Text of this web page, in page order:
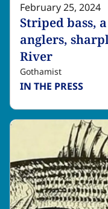
February 25, 2024
Striped bass,
anglers,
River​​​​‌ ‍ ​‍​‍‌‍ ‌ ​‍‌‍‍‌‌‍‌ ‌‍‍‌‌‍ ‍​‍​‍​ ‍‍​‍​‍‌ ​ ‌‍​‌‌‍ ‍‌‍‍‌‌ ‌​‌ ‍‌​‍ ‍‌‍‍‌‌‍ ​‍​‍​‍ ​​‍​‍‌‍‍​‌ ​‍‌‍‌‌‌‍‌‍​‍​‍​ ‍‍​‍​‍‌‍‍​‌ ‌​‌ ‌​‌ ​​‌ ​ ​ ‍‍​‍ ​‍ ‌‍​ ‌‍ ‌‌ ​ ​‍ ‍‌‍ ‌‌‍​‌‌‍‍‌‌‍ ‍​‍ ‍​ ​‍​ ​​​ ​‍​ ‌​‌ ​‍‌‍‌‌‌‍‌​‌‍‌‌‌ ​ ‌‍‍‌‌‍‌ ‌‍ ‍​‍ ‍‌ ​‍‌‍‍‌‌ ‌‍‌‍‌‌‌ ​‍‌‍‍ ‌‍‌‌‌‍‌‌‌ ​​‌‍‌‌‌ ​‍​‍ ‍‌‍ ‌ ​‍‌‍‌ ​‍ ‌‍‍‌‌‍ ‍‌ ‌​‌‍‌‌‌‍ ‍‌ ‌​​‍ ‌‍‌‌‌‍‌​‌‍‍‌‌ ‌​​‍ ‌‍ ‌‌‍ ‌‍‌​‌‍‌‌​ ‌‌ ​​‌ ​‍‌‍‌‌‌ ​ ‌‍‌‌‌‍ ‍‌ ‌​‌‍​‌‌ ‌​‌‍‍‌‌‍ ‌‍ ‍​ ‍ ‌‍‍‌‌‍‌​​ ‌​ ‌​​ ‍‌‌‍​ ​ ‌ ‌‍‌​​ ‌ ‌‍‌‍​ ​‍​‍ ‌‌‍​‌​ ​ ‌‍​ ‌‍​‌​‍ ‌​ ‌​​ ‌ ​ ​‌‌‍‌​​‍ ‌​ ‍‌​ ​ ​ ‌​‌‍‌‍​‍ ‌​ ​‍​ ‌ ‌‍​‌​ ‍‌​ ‌‌​ ‌‍‌‍‌‍​ ‌‍​ ‍​​ ‌​​ ‌‌​ ‌ ​ ‍ ‌ ‌​‌ ‍‌‌ ​​‌‍‌‌​ ‌‌‍​‌‌ ​‍‌ ‌​‌‍‍‌‌‍​ ‌‍ ​‌‍‌‌​ ‍ ‌ ​​‌‍​‌‌ ‌​‌‍‍​​ ‌‌ ‌​‌‍‍‌‌ ‌​‌‍ ​‌‍‌‌​ ‌‍​‍‌‍​‌‌ ​ ‌‍‌‌‌‌‌‌‌ ​‍‌‍ ​​ ‌‌‍‍​‌ ‌​‌ ‌​‌ ​​‌ ​ ​‍‌‌​ ​ ‌​​‌​‍‌‌​ ​‍‌​‌‍​‍‌‌​ ​‍‌​‌‍‌‍​ ‌‍ ‌‌ ​ ​‍ ‍‌‍ ‌‌‍​‌‌‍‍‌‌‍ ‍​‍ ‍​ ​‍​ ​​​ ​‍​ ‌​‌ ​‍‌‍‌‌‌‍‌​‌‍‌‌‌ ​ ‌‍‍‌‌‍‌ ‌‍ ‍​‍ ‍‌ ​‍‌‍‍‌‌ ‌‍‌‍‌‌‌ ​‍‌‍‍ ‌‍‌‌‌‍‌‌‌ ​​‌‍‌‌‌ ​‍​‍ ‍‌‍ ‌ ​‍‌‍‌ ​‍‌‍‌‍‍‌‌‍‌​​ ‌​ ‌​​ ‍‌‌‍​ ​ ‌ ‌‍‌​​ ‌ ‌‍‌‍​ ​‍​‍ ‌‌‍​‌​ ​ ‌‍​ ‌‍​‌​‍ ‌​ ‌​​ ‌ ​ ​‌‌‍‌​​‍ ‌​ ‍‌​ ​ ​ ‌​‌‍‌‍​‍ ‌​ ​‍​ ‌ ‌‍​‌​ ‍‌​ ‌‌​ ‌‍‌‍‌‍​ ‌‍​ ‍​​ ‌​​ ‌‌​ ‌ ​‍‌‍‌ ‌​‌ ‍‌‌ ​​‌‍‌‌​ ‌‌‍​‌‌ ​‍‌ ‌​‌‍‍‌‌‍​ ‌‍ ​‌‍‌‌​‍‌‍‌ ​​‌‍​‌‌ ‌​‌‍‍​​ ‌‌ ‌​‌‍‍‌‌ ‌​‌‍ ​‌‍‌‌​‍‌‍‌ ​​‌‍‌‌‌ ​‍‌ ​ ‌ ​​‌‍‌‌‌‍​ ‌ ‌​‌‍‍‌‌ ‌‍‌‍‌‌​ ‌‌ ​​‌ ‌‌‌‍​‍‌‍ ​‌‍‍‌‌ ​ ‌‍‍​‌‍‌‌‌‍‌​​‍​‍‌ ‌
Gothamist
IN THE PRESS​​​​‌ ‍ ​‍​‍‌‍ ‌ ​‍‌‍‍‌‌‍‌ ‌‍‍‌‌‍ ‍​‍​‍​ ‍‍​‍​‍‌ ​ ‌‍​‌‌‍ ‍‌‍‍‌‌ ‌​‌ ‍‌​‍ ‍‌‍‍‌‌‍ ​‍​‍​‍ ​​‍​‍‌‍‍​‌ ​‍‌‍‌‌‌‍‌‍​‍​‍​ ‍‍​‍​‍‌‍‍​‌ ‌​‌ ‌​‌ ​​‌ ​ ​ ‍‍​‍ ​‍ ‌‍​ ‌‍ ‌‌ ​ ​‍ ‍‌‍ ‌‌‍​‌‌‍‍‌‌‍ ‍​‍ ‍​ ​‍​ ​​​ ​‍​ ‌​‌ ​‍‌‍‌‌‌‍‌​‌‍‌‌‌ ​ ‌‍‍‌‌‍‌ ‌‍ ‍​‍ ‍‌ ​‍‌‍‍‌‌ ‌‍‌‍‌‌‌ ​‍‌‍‍ ‌‍‌‌‌‍‌‌‌ ​​‌‍‌‌‌ ​‍​‍ ‍‌‍ ‌ ​‍‌‍‌ ​‍ ‌‍‍‌‌‍ ‍‌ ‌​‌‍‌‌‌‍ ‍‌ ‌​​‍ ‌‍‌‌‌‍‌​‌‍‍‌‌ ‌​​‍ ‌‍ ‌‌‍ ‌‍‌​‌‍‌‌​ ‌‌ ​​‌ ​‍‌‍‌‌‌ ​ ‌‍‌‌‌‍ ‍‌ ‌​‌‍​‌‌ ‌​‌‍‍‌‌‍ ‌‍ ‍​ ‍ ‌‍‍‌‌‍‌​​ ‌​ ‍​​ ‌‍​ ‌‌​ ​‌​ ‍‌​ ​​​ ​‍​ ‍‌​‍ ‌​ ‍‌‌‍‌‌‌‍​‍‌‍‌‌​‍ ‌​ ‌​​ ‌ ‌‍‌‍​ ‌‍​‍ ‌‌‍​‍​ ​ ​ ‌ ​ ​​​‍ ‌‌‍​ ‌‍‌​‌‍‌‍‌‍‌‌​ ​ ‌‍‌​​ ​​‌‍​‌​ ​​‌‍‌‍​ ‌‌​ ‍‌​ ‍ ‌ ‌​‌ ‍‌‌ ​​‌‍‌‌​ ‌‌‍​ ‌‍​‌‌ ‌​‌‍‌‌‌‍‌ ‌‍ ‌ ​‍‌ ‍‌​ ‍ ‌ ​​‌‍​‌‌ ‌​‌‍‍​​ ‌‌‍ ‍‌‍​‌‌‍ ‌‌‍‌‌​ ‌‍​‍‌‍​‌‌ ​ ‌‍‌‌‌‌‌‌‌ ​‍‌‍ ​​ ‌‌‍‍​‌ ‌​‌ ‌​‌ ​​‌ ​ ​‍‌‌​ ​ ‌​​‌​‍‌‌​ ​‍‌​‌‍​‍‌‌​ ​‍‌​‌‍‌‍​ ‌‍ ‌‌ ​ ​‍ ‍‌‍ ‌‌‍​‌‌‍‍‌‌‍ ‍​‍ ‍​ ​‍​ ​​​ ​‍​ ‌​‌ ​‍‌‍‌‌‌‍‌​‌‍‌‌‌ ​ ‌‍‍‌‌‍‌ ‌‍ ‍​‍ ‍‌ ​‍‌‍‍‌‌ ‌‍‌‍‌‌‌ ​‍‌‍‍ ‌‍‌‌‌‍‌‌‌ ​​‌‍‌‌‌ ​‍​‍ ‍‌‍ ‌ ​‍‌‍‌ ​‍‌‍‌‍‍‌‌‍‌​​ ‌​ ‍​​ ‌‍​ ‌‌​ ​‌​ ‍‌​ ​​​ ​‍​ ‍‌​‍ ‌​ ‍‌‌‍‌‌‌‍​‍‌‍‌‌​‍ ‌​ ‌​​ ‌ ‌‍‌‍​ ‌‍​‍ ‌‌‍​‍​ ​ ​ ‌ ​ ​​​‍ ‌‌‍​ ‌‍‌​‌‍‌‍‌‍‌‌​ ​ ‌‍‌​​ ​​‌‍​‌​ ​​‌‍‌‍​ ‌‌​ ‍‌​‍‌‍‌ ‌​‌ ‍‌‌ ​​‌‍‌‌​ ‌‌‍​ ‌‍​‌‌ ‌​‌‍‌‌‌‍‌ ‌‍ ‌ ​‍‌ ‍‌​‍‌‍‌ ​​‌‍​‌‌ ‌​‌‍‍​​ ‌‌‍ ‍‌‍​‌‌‍ ‌‌‍‌‌​‍‌‍‌ ​​‌‍‌‌‌ ​‍‌ ​ ‌ ​​‌‍‌‌‌‍​ ‌ ‌​‌‍‍‌‌ ‌‍‌‍‌‌​ ‌‌ ​​‌ ‌‌‌‍​‍‌‍ ​‌‍‍‌‌ ​ ‌‍‍​‌‍‌‌‌‍‌​​‍​‍‌ ‌